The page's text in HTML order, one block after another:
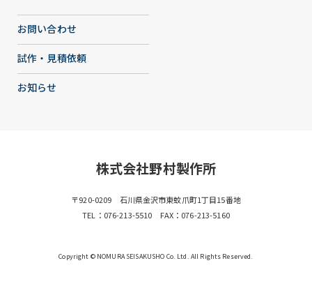
お問い合わせ
試作・見積依頼
お知らせ
株式会社野村製作所
〒920-0209 石川県金沢市東蚊爪町1丁目15番地
TEL： 076-213-5510 FAX：076-213-5160
Copyright © NOMURA SEISAKUSHO Co. Ltd. All Rights Reserved.